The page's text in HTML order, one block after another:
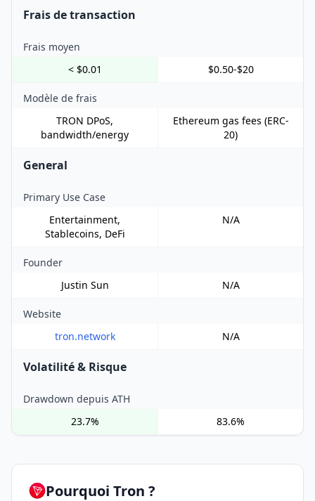
Frais de transaction
Frais moyen
< $0.01
$0.50-$20
Modèle de frais
TRON DPoS,
bandwidth/energy
Ethereum gas fees (ERC-
20)
General
Primary Use Case
Entertainment,
Stablecoins, DeFi
N/A
Founder
Justin Sun
N/A
Website
tron.network
N/A
Volatilité & Risque
Drawdown depuis ATH
23.7%
83.6%
Pourquoi Tron ?